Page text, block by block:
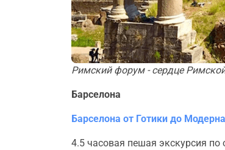
Римский форум - сердце
Барселона
Барселона от Готики до
4.5 часовая пешая экскурсия